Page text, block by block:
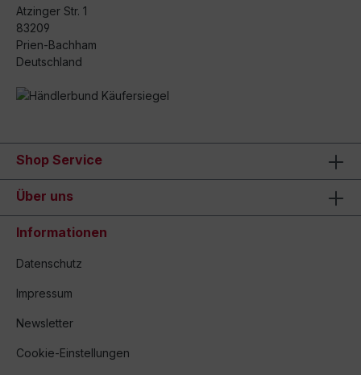
Atzinger Str. 1
83209
Prien-Bachham
Deutschland
Shop Service
Über uns
Informationen
Datenschutz
Impressum
Newsletter
Cookie-Einstellungen